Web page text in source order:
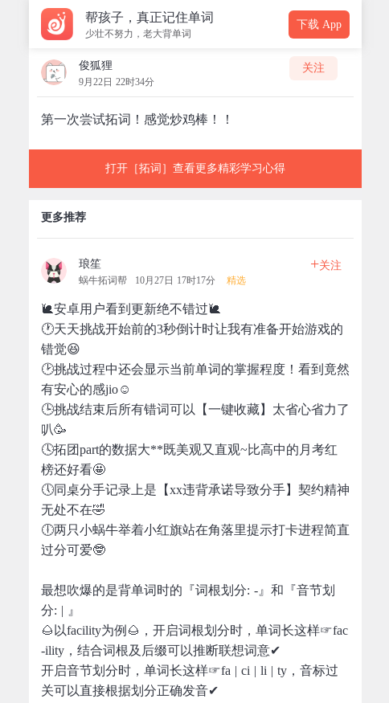
帮孩子，真正记住单词
少壮不努力，老大背单词
下载 App
俊狐狸
9月22日 22时34分
关注
第一次尝试拓词！感觉炒鸡棒！！
打开［拓词］查看更多精彩学习心得
更多推荐
琅笙
蜗牛拓词帮 10月27日 17时17分 精选
+关注
🐌安卓用户看到更新绝不错过🐌
🕐天天挑战开始前的3秒倒计时让我有准备开始游戏的
错觉😆
🕑挑战过程中还会显示当前单词的掌握程度！看到竟然
有安心的感jio☺️
🕒挑战结束后所有错词可以【一键收藏】太省心省力了
叭🥳
🕓拓团part的数据大**既美观又直观~比高中的月考红
榜还好看🤩
🕔同桌分手记录上是【xx违背承诺导致分手】契约精神
无处不在🤣
🕕两只小蜗牛举着小红旗站在角落里提示打卡进程简直
过分可爱🤓
最想吹爆的是背单词时的『词根划分: -』和『音节划
分: | 』
🌰以facility为例🌰，开启词根划分时，单词长这样☞fac
-ility，结合词根及后缀可以推断联想词意✔
开启音节划分时，单词长这样☞fa | ci | li | ty，音标过
关可以直接根据划分正确发音✔